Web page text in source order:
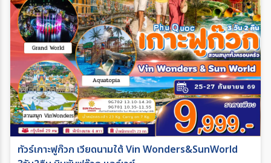
ทัวร์เกาะฟูก๊วก เวียดนามใต้ Vin Wonders&SunWorld